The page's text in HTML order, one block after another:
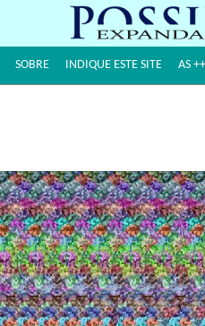
SOBRE INDIQUE ESTE SITE AS ++